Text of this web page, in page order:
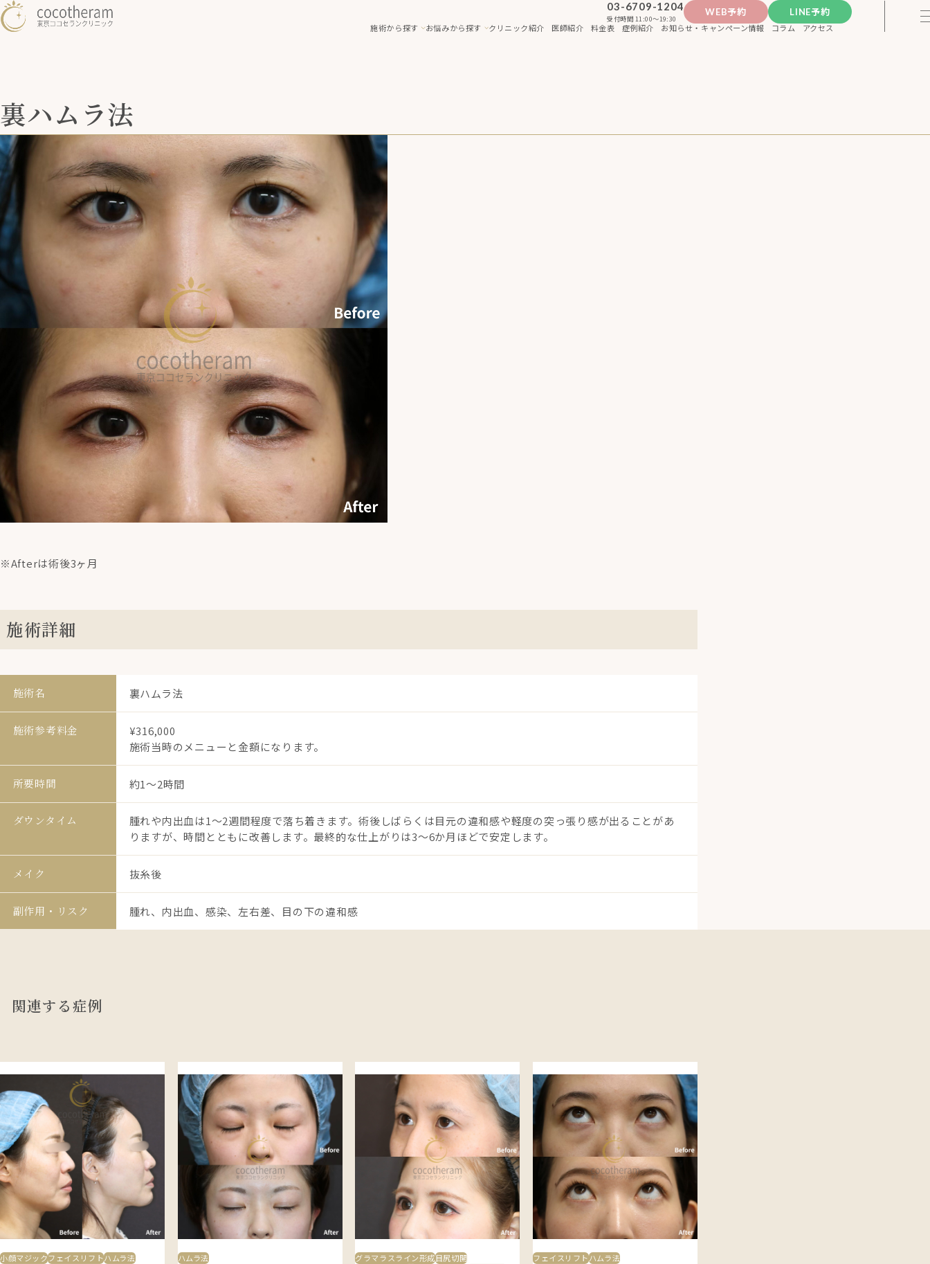
03-6709-1204
受付時間 11:00〜19:30
WEB予約
LINE予約
施術から探す
お悩みから探す クリニック紹介 医師紹介 料金表 症例紹介 お知らせ・キャンペーン情報 コラム アクセス
裏ハムラ法
※Afterは術後3ヶ月
施術詳細
施術名 裏ハムラ法
施術参考料金
¥316,000
施術当時のメニューと金額になります。
所要時間 約1〜2時間
ダウンタイム
腫れや内出血は1〜2週間程度で落ち着きます。術後しばらくは目元の違和感や軽度の突っ張り感が出ることがあ
りますが、時間とともに改善します。最終的な仕上がりは3〜6か月ほどで安定します。
メイク 抜糸後
副作用・リスク 腫れ、内出血、感染、左右差、目の下の違和感
関連する症例
小顔マジックフェイスリフトハムラ法 ハムラ法 グラマラスライン形成目尻切開
フェイスリフトハムラ法